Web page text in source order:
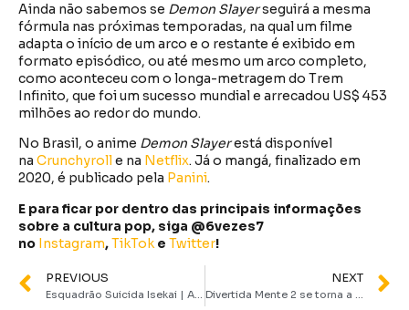
Ainda não sabemos se Demon Slayerseguirá a mesma
fórmula nas próximas temporadas, na qual um filme
adapta o início de um arco e o restante é exibido em
formato episódico, ou até mesmo um arco completo,
como aconteceu com o longa-metragem do Trem
Infinito, que foi um sucesso mundial e arrecadou US$ 453
milhões ao redor do mundo.
No Brasil, o anime Demon Slayerestá disponível
na Crunchyroll e na Netflix. Já o mangá, finalizado em
2020, é publicado pela Panini.
E para ficar por dentro das principais informações
sobre a cultura pop, siga @6vezes7
no Instagram,TikToke Twitter!
PREVIOUS
Esquadrão Suicida Isekai | Anime da DC ganha data de estreia na Max
NEXT
Divertida Mente 2 se torna a maior bilheteria de 2024